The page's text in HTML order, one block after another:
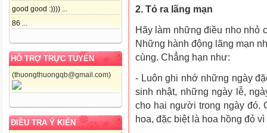
good good :)))) ...
86 ...
HỖ TRỢ TRỰC TUYẾN
(thuongthuongqb@gmail.com)
ĐIỀU TRA Ý KIẾN
2. Tỏ ra lãng mạn
Hãy làm những điều nho nhỏ
Những hành động lãng mạn
cùng. Chẳng hạn như:
- Luôn ghi nhớ những ngày
sinh nhật, những ngày lễ,
cho hai người trong ngày đó.
hoa, đặc biệt là hoa hồng đỏ